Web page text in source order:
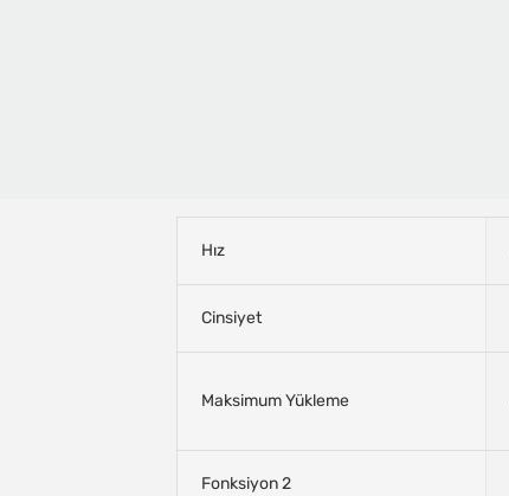
Hız
Cinsiyet
Maksimum Yükleme
Fonksiyon 2